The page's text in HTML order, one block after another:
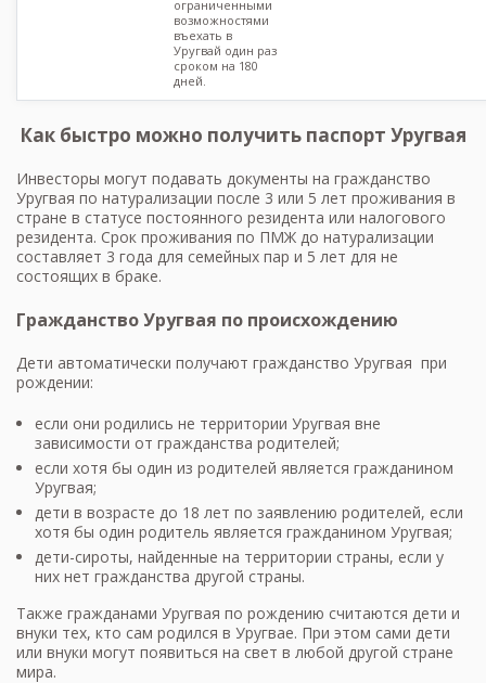
ограниченными
возможностями
въехать в
Уругвай один раз
сроком на 180
дней.
Как быстро можно получить паспорт Уругвая
Инвесторы могут подавать документы на гражданство
Уругвая по натурализации после 3 или 5 лет проживания в
стране в статусе постоянного резидента или налогового
резидента. Срок проживания по ПМЖ до натурализации
составляет 3 года для семейных пар и 5 лет для не
состоящих в браке.
Гражданство Уругвая по происхождению
Дети автоматически получают гражданство Уругвая при
рождении:
если они родились не территории Уругвая вне
зависимости от гражданства родителей;
если хотя бы один из родителей является гражданином
Уругвая;
дети в возрасте до 18 лет по заявлению родителей, если
хотя бы один родитель является гражданином Уругвая;
дети-сироты, найденные на территории страны, если у
них нет гражданства другой страны.
Также гражданами Уругвая по рождению считаются дети и
внуки тех, кто сам родился в Уругвае. При этом сами дети
или внуки могут появиться на свет в любой другой стране
мира.